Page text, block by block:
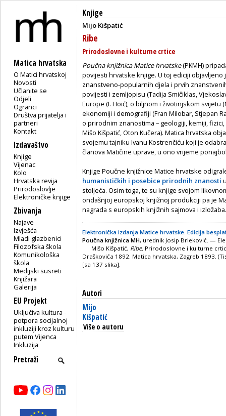
Matica hrvatska
O Matici hrvatskoj
Novosti
Učlanite se
Odjeli
Ogranci
Društva prijatelja i
partneri
Kontakt
Izdavaštvo
Knjige
Vijenac
Kolo
Hrvatska revija
Prirodoslovlje
Elektroničke knjige
Zbivanja
Najave
Izvješća
Mladi glazbenici
Filozofska škola
Komunikološka
škola
Medijski susreti
Knjižara
Galerija
EU Projekt
Uključiva kultura -
potpora socijalnoj
inkluziji kroz kulturu
putem Vijenca
Inkluzija
Knjige
Mijo Kišpatić
Ribe
Prirodoslovne i kulturne crtice
Poučna knjižnica Matice hrvatske(PKMH)
povijesti hrvatske knjige. U toj ediciji objavljeno
znanstveno-popularnih djela i prvih
povijesti i zemljopisu (Tadija Smičiklas,
Europe (I. Hoić), o biljnom i životinjskom svijetu
ekonomiji i demografiji (Fran Milobar, Stjepan
o prirodnim znanostima – geologiji, kemiji,
Mišo Kišpatić, Oton Kučera). Matica hrvatska
svojemu tajniku Ivanu Kostrenčiću koji je
članova Matičine uprave, u ono vrijeme
Knjige Poučne knjižnice Matice hrvatske
humanističkih i posebice prirodnih znanosti
stoljeća. Osim toga, te su knjige svojom
ondašnjoj europskoj knjižnoj produkciji pa je
nagrada s europskih knjižnih sajmova i izložaba.
Elektronička izdanja Matice hrvatske. Edicija
Poučna knjižnica MH, urednik Josip Brleković. —
Mišo Kišpatić, Ribe. Prirodoslovne i kulturne
Draškovića 1892. Matica hrvatska, Zagreb 1893.
[sa 137 slika].
Autori
Mijo
Kišpatić
Više o autoru